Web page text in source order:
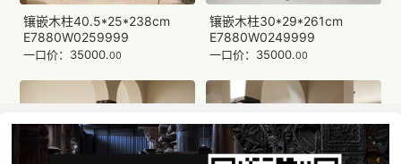
镶嵌木柱40.5*25*238cm
E7880W0259999
一口价：35000.00
镶嵌木柱30*29*261cm
E7880W0249999
一口价：35000.00